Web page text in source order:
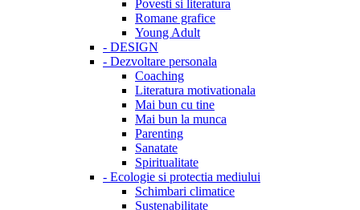
Povesti si literatura
Romane grafice
Young Adult
- DESIGN
- Dezvoltare personala
Coaching
Literatura motivationala
Mai bun cu tine
Mai bun la munca
Parenting
Sanatate
Spiritualitate
- Ecologie si protectia mediului
Schimbari climatice
Sustenabilitate